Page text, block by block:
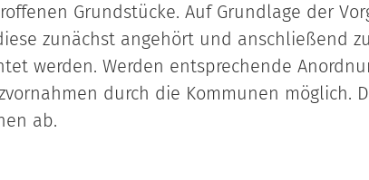
Grundstücke. Auf Grundlage der
zunächst angehört und anschließend
werden. Werden entsprechende
durch die Kommunen möglich.
ab.